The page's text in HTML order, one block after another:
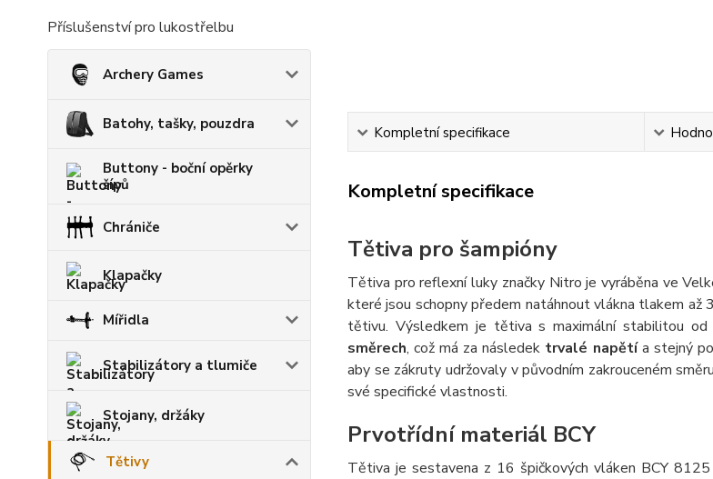
Příslušenství pro lukostřelbu
Archery Games
Batohy, tašky, pouzdra
Buttony - boční opěrky
šípů
Chrániče
Klapačky
Mířidla
Stabilizátory a tlumiče
Stojany, držáky
Tětivy
Kompletní specifikace
Kompletní specifikace
Tětiva pro šampióny
Tětiva pro reflexní luky značky Nitro je vyráběna ve
které jsou schopny předem natáhnout vlákna tlakem
tětivu. Výsledkem je tětiva s maximální stabilitou od
směrech, což má za následek trvalé napětía stejný
aby se zákruty udržovaly v původním zakrouceném
své specifické vlastnosti.
Prvotřídní materiál BCY
Tětiva je sestavena z 16 špičkových vláken BCY